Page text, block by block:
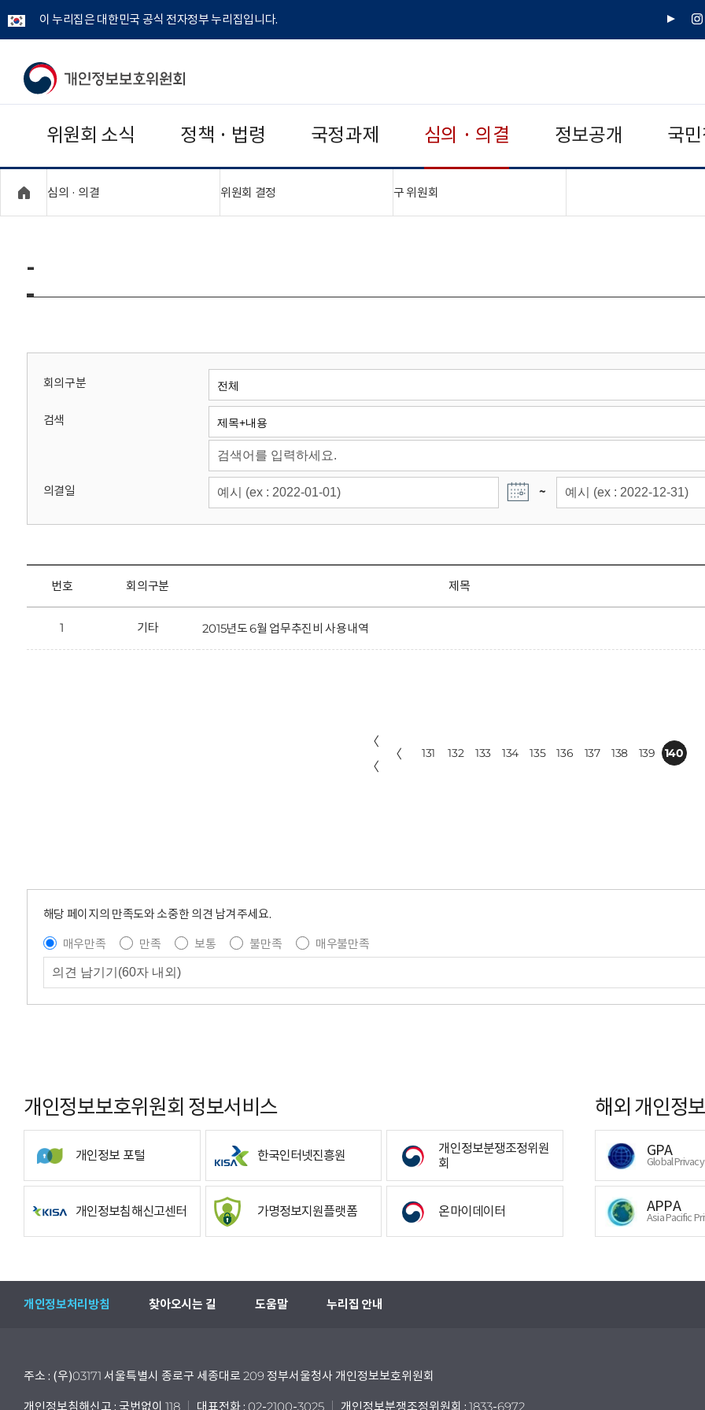
이 누리집은 대한민국 공식 전자정부 누리집입니다.
유
인
개
보
보
위
회
위원회 소식 정책 · 법령 국정과제 심의 · 의결 정보공개 국
심의 · 의결 위원회 결정 구 위원회
-
회의구분
검색
의결일 ~
번호 회의구분 제목
1 기타 2015년도 6월 업무추진비 사용내역
〈
〈
〈 131 132 133 134 135 136 137 138 139 140
해당 페이지의 만족도와 소중한 의견 남겨주세요.
매우만족
만족 보통 불만족 매우불만족
개인정보보호위원회 정보서비스
개인정보 포털 한국인터넷진흥원
개인정보분쟁조정위원
회
개인정보침해신고센터 가명정보지원플랫폼 온마이데이터
해외 개인정
GPA
Global
APPA
Asia Pacific
개인정보처리방침 찾아오시는 길 도움말 누리집 안내
주소 : (우)03171 서울특별시 종로구 세종대로 209 정부서울청사 개인정보보호위원회
개인정보침해신고 : 국번없이 118 대표전화 : 02-2100-3025 개인정보분쟁조정위원회 : 1833-6972